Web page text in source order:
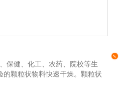
保健、化工、农药、院校等生
颗粒状物料快速干燥。颗粒状